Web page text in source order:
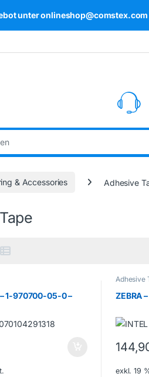
unter
& Accessories Adhesive
1-970700-05-0 –
Adhesive
ZEBRA
exkl. 19